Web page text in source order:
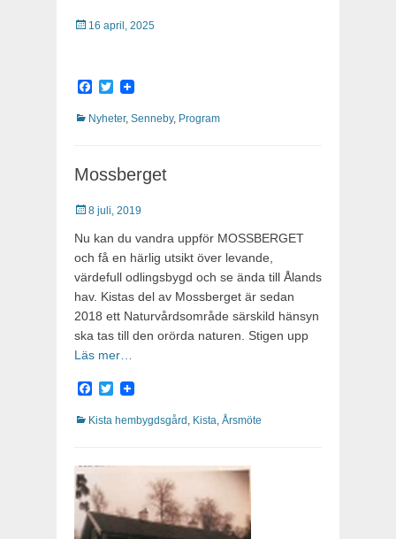
Publicerat
16 april, 2025
Facebook
Twitter
Kategorier
Nyheter, Senneby, Program
Mossberget
Publicerat
8 juli, 2019
Nu kan du vandra uppför MOSSBERGET
och få en härlig utsikt över levande,
värdefull odlingsbygd och se ända till Ålands
hav. Kistas del av Mossberget är sedan
2018 ett Naturvårdsområde särskild hänsyn
ska tas till den orörda naturen. Stigen upp
Läs mer…
Facebook
Twitter
Kategorier
Kista hembygdsgård , Kista, Årsmöte